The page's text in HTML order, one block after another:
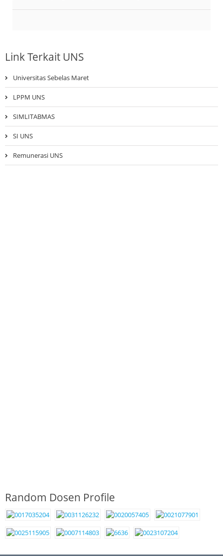
Link Terkait UNS
Universitas Sebelas Maret
LPPM UNS
SIMLITABMAS
SI UNS
Remunerasi UNS
Random Dosen Profile